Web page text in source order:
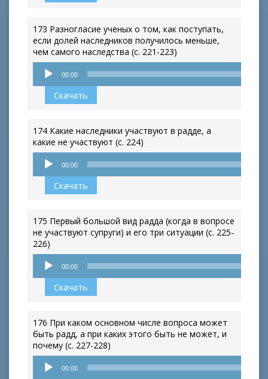
173 Разногласие ученых о том, как поступать,
если долей наследников получилось меньше,
чем самого наследства (с. 221-223)
Аудиоплеер
00:00
Скачать
174 Какие наследники участвуют в радде, а
какие не участвуют (с. 224)
Аудиоплеер
00:00
Скачать
175 Первый большой вид радда (когда в вопросе
не участвуют супруги) и его три ситуации (с. 225-
226)
Аудиоплеер
00:00
Скачать
176 При каком основном числе вопроса может
быть радд, а при каких этого быть не может, и
почему (с. 227-228)
Аудиоплеер
00:00